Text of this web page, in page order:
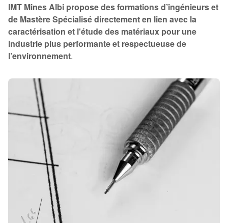
IMT Mines Albi propose des formations d’ingénieurs et
de Mastère Spécialisé directement en lien avec la
caractérisation et l'étude des matériaux pour une
industrie plus performante et respectueuse de
l’environnement.